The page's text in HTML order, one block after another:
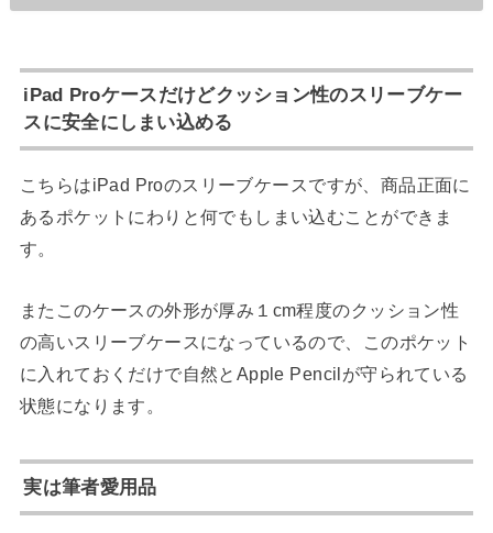
iPad Proケースだけどクッション性のスリーブケー
スに安全にしまい込める
こちらはiPad Proのスリーブケースですが、商品正面に
あるポケットにわりと何でもしまい込むことができま
す。
またこのケースの外形が厚み１cm程度のクッション性
の高いスリーブケースになっているので、このポケット
に入れておくだけで自然とApple Pencilが守られている
状態になります。
実は筆者愛用品